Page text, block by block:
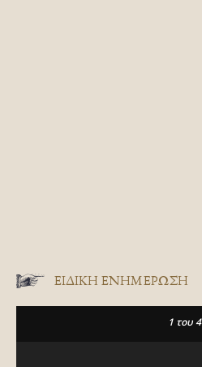
ΕΙΔΙΚΉ ΕΝΗΜΈΡΩΣΗ
1 του 4